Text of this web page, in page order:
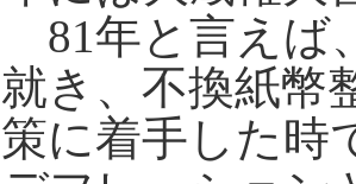
81年と言えば
就き、不換紙幣
策に着手した時